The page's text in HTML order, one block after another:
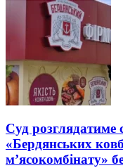
Суд розглядатиме
«Бердянських
м’ясокомбінату»